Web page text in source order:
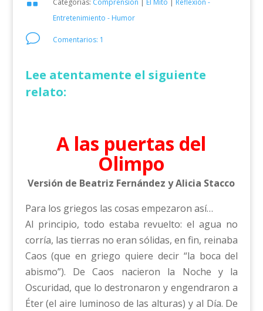
Categorías: Comprensión | El Mito | Reflexión -
Entretenimiento - Humor
v Comentarios: 1
Lee atentamente el siguiente
relato:
A las puertas del
Olimpo
Versión de Beatriz Fernández y Alicia Stacco
Para los griegos las cosas empezaron así…
Al principio, todo estaba revuelto: el agua no
corría, las tierras no eran sólidas, en fin, reinaba
Caos (que en griego quiere decir “la boca del
abismo”). De Caos nacieron la Noche y la
Oscuridad, que lo destronaron y engendraron a
Éter (el aire luminoso de las alturas) y al Día. De